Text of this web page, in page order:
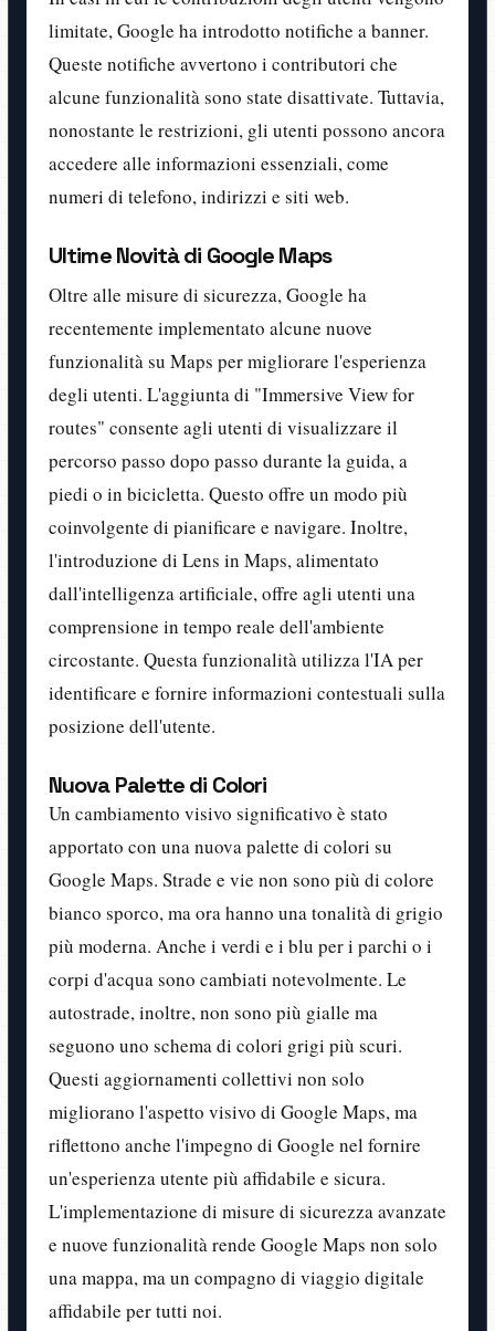
limitate, Google ha introdotto notifiche a banner.
Queste notifiche avvertono i contributori che
alcune funzionalità sono state disattivate. Tuttavia,
nonostante le restrizioni, gli utenti possono ancora
accedere alle informazioni essenziali, come
numeri di telefono, indirizzi e siti web.
Ultime Novità di Google Maps
Oltre alle misure di sicurezza, Google ha
recentemente implementato alcune nuove
funzionalità su Maps per migliorare l'esperienza
degli utenti. L'aggiunta di "Immersive View for
routes" consente agli utenti di visualizzare il
percorso passo dopo passo durante la guida, a
piedi o in bicicletta. Questo offre un modo più
coinvolgente di pianificare e navigare. Inoltre,
l'introduzione di Lens in Maps, alimentato
dall'intelligenza artificiale, offre agli utenti una
comprensione in tempo reale dell'ambiente
circostante. Questa funzionalità utilizza l'IA per
identificare e fornire informazioni contestuali sulla
posizione dell'utente.
Nuova Palette di Colori
Un cambiamento visivo significativo è stato
apportato con una nuova palette di colori su
Google Maps. Strade e vie non sono più di colore
bianco sporco, ma ora hanno una tonalità di grigio
più moderna. Anche i verdi e i blu per i parchi o i
corpi d'acqua sono cambiati notevolmente. Le
autostrade, inoltre, non sono più gialle ma
seguono uno schema di colori grigi più scuri.
Questi aggiornamenti collettivi non solo
migliorano l'aspetto visivo di Google Maps, ma
riflettono anche l'impegno di Google nel fornire
un'esperienza utente più affidabile e sicura.
L'implementazione di misure di sicurezza avanzate
e nuove funzionalità rende Google Maps non solo
una mappa, ma un compagno di viaggio digitale
affidabile per tutti noi.